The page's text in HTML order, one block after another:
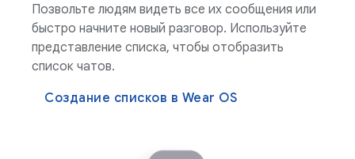
Позвольте людям видеть все их сообщения или
быстро начните новый разговор. Используйте
представление списка, чтобы отобразить
список чатов.
Создание списков в Wear OS